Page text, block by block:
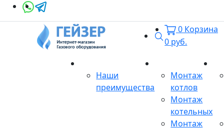
Поиск
0 Корзина
0 руб.
Наши
преимущества
Монтаж
котлов
Монтаж
котельных
Монтаж